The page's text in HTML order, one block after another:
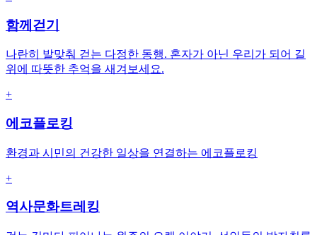
함께걷기
나란히 발맞춰 걷는 다정한 동행. 혼자가 아닌 우리가 되어 길
위에 따뜻한 추억을 새겨보세요.
+
에코플로킹
환경과 시민의 건강한 일상을 연결하는 에코플로킹
+
역사문화트레킹